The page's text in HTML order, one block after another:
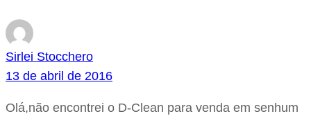
Sirlei Stocchero
13 de abril de 2016
Olá,não encontrei o D-Clean para venda em senhum